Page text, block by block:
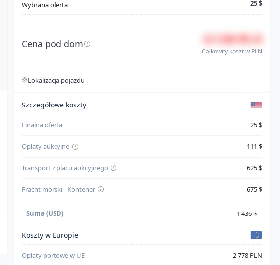
Wybrana oferta 25 $
Cena pod dom 13 550 PLN
Całkowity koszt w PLN
Lokalizacja pojazdu ---
Szczegóły kosztów
Szczegółowe koszty
Finalna oferta 25 $
Opłaty aukcyjne 111 $
Transport z placu aukcyjnego 625 $
Fracht morski - Kontener 675 $
Suma (USD) 1 436 $
Koszty w Europie
Opłaty portowe w UE 2 778 PLN